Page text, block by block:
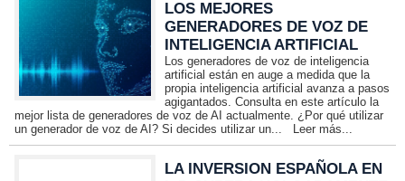
LOS MEJORES
GENERADORES DE VOZ DE
INTELIGENCIA ARTIFICIAL
Los generadores de voz de inteligencia
artificial están en auge a medida que la
propia inteligencia artificial avanza a pasos
agigantados. Consulta en este artículo la
mejor lista de generadores de voz de AI actualmente. ¿Por qué utilizar
un generador de voz de AI? Si decides utilizar un...
Leer más...
LA INVERSION ESPAÑOLA EN